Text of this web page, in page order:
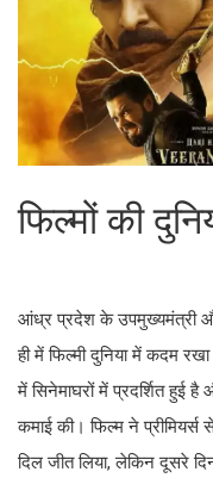
फिल्मों की
आंध्र प्रदेश के उपमुख्यमंत्री
ही में फिल्मी दुनिया में कदम
में सिनेमाघरों में प्रदर्शित
कमाई की। फिल्म ने
दिल जीत लिया, लेकिन दूसरे